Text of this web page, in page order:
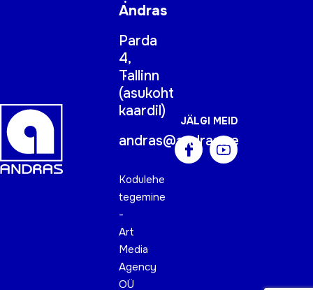
Andras
Parda
4,
Tallinn
(asukoht
kaardil)
andras@andras.ee
Kodulehe
tegemine
-
Art
Media
Agency
OÜ
JÄLGI MEID